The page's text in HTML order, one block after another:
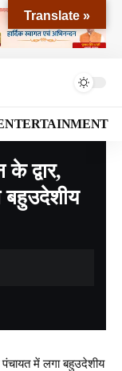
>DEHRADUN
द्वार,
बहुउदेशीय
में लगा बहुउदेशीय
Translate »